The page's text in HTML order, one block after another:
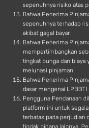
sepenuhnya risiko atas
Bahwa Penerima
sepenuhnya terhadap
akibat gagal bayar.
Bahwa Penerima
mempertimbangkan
tingkat bunga dan biaya
melunasi pinjaman.
Bahwa Penerima
dasar mengenai
Pengguna Pendanaan
platform ini untuk
terbatas pada perjudian
tindak pidana lainnya.